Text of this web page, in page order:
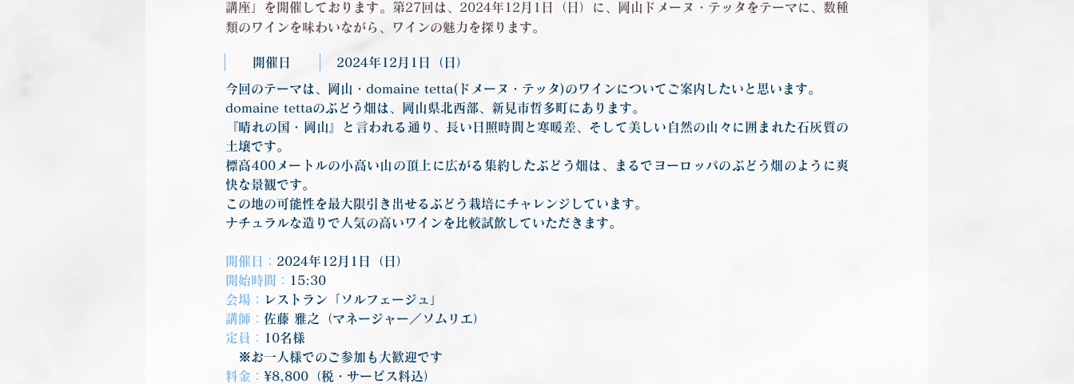
講座」を開催しております。第27回は、2024年12月1日（日）に、岡山ドメーヌ・テッタをテーマに、数種
類のワインを味わいながら、ワインの魅力を探ります。
開催日 2024年12月1日（日）
今回のテーマは、岡山・domaine tetta(ドメーヌ・テッタ)のワインについてご案内したいと思います。
domaine tettaのぶどう畑は、岡山県北西部、新見市哲多町にあります。
『晴れの国・岡山』と言われる通り、長い日照時間と寒暖差、そして美しい自然の山々に囲まれた石灰質の
土壌です。
標高400メートルの小高い山の頂上に広がる集約したぶどう畑は、まるでヨーロッパのぶどう畑のように爽
快な景観です。
この地の可能性を最大限引き出せるぶどう栽培にチャレンジしています。
ナチュラルな造りで人気の高いワインを比較試飲していただきます。
開催日： 2024年12月1日（日）
開始時間：
15:30
会場：
レストラン「ソルフェージュ」
講師： 佐藤 雅之（マネージャー／ソムリエ）
定員：
10名様
※お一人様でのご参加も大歓迎です
料金： ¥8,800（税・サービス料込）